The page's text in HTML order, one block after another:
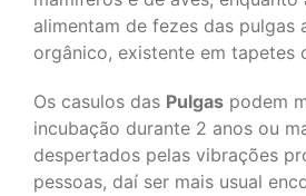
alimentam de fezes das pulgas
orgânico, existente em tapetes
Os casulos das Pulgas podem
incubação durante 2 anos ou
despertados pelas vibrações
pessoas, daí ser mais usual